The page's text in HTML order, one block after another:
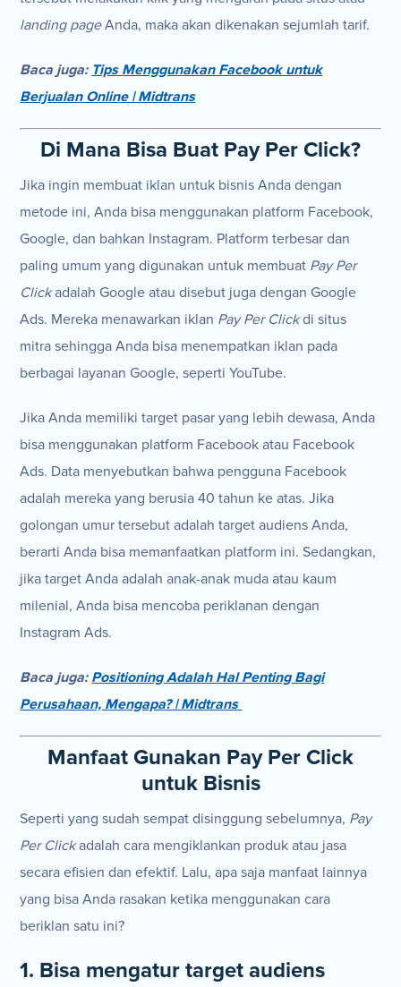
landing pageAnda, maka akan dikenakan sejumlah tarif.
Baca juga: Tips Menggunakan Facebook untuk
Berjualan Online | Midtrans
Di Mana Bisa Buat Pay Per Click?
Jika ingin membuat iklan untuk bisnis Anda dengan
metode ini, Anda bisa menggunakan platform Facebook,
Google, dan bahkan Instagram. Platform terbesar dan
paling umum yang digunakan untuk membuat Pay Per
Clickadalah Google atau disebut juga dengan Google
Ads. Mereka menawarkan iklan Pay Per Clickdi situs
mitra sehingga Anda bisa menempatkan iklan pada
berbagai layanan Google, seperti YouTube.
Jika Anda memiliki target pasar yang lebih dewasa, Anda
bisa menggunakan platform Facebook atau Facebook
Ads. Data menyebutkan bahwa pengguna Facebook
adalah mereka yang berusia 40 tahun ke atas. Jika
golongan umur tersebut adalah target audiens Anda,
berarti Anda bisa memanfaatkan platform ini. Sedangkan,
jika target Anda adalah anak-anak muda atau kaum
milenial, Anda bisa mencoba periklanan dengan
Instagram Ads.
Baca juga: Positioning Adalah Hal Penting Bagi
Perusahaan, Mengapa? | Midtrans
Manfaat Gunakan Pay Per Click
untuk Bisnis
Seperti yang sudah sempat disinggung sebelumnya, Pay
Per Clickadalah cara mengiklankan produk atau jasa
secara efisien dan efektif. Lalu, apa saja manfaat lainnya
yang bisa Anda rasakan ketika menggunakan cara
beriklan satu ini?
1. Bisa mengatur target audiens